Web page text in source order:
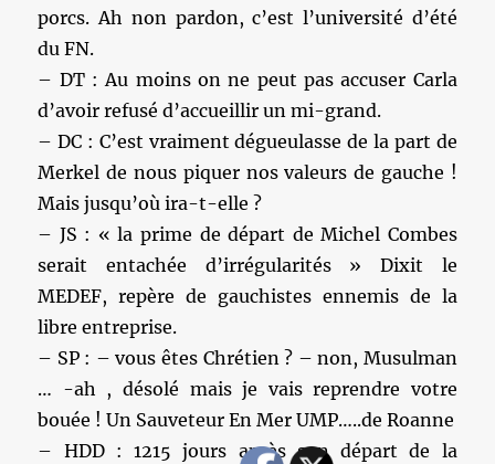
porcs. Ah non pardon, c’est l’université d’été
du FN.
– DT : Au moins on ne peut pas accuser Carla
d’avoir refusé d’accueillir un mi-grand.
– DC : C’est vraiment dégueulasse de la part de
Merkel de nous piquer nos valeurs de gauche !
Mais jusqu’où ira-t-elle ?
– JS : « la prime de départ de Michel Combes
serait entachée d’irrégularités » Dixit le
MEDEF, repère de gauchistes ennemis de la
libre entreprise.
– SP : – vous êtes Chrétien ? – non, Musulman
… -ah , désolé mais je vais reprendre votre
bouée ! Un Sauveteur En Mer UMP…..de Roanne
– HDD : 1215 jours après son départ de la